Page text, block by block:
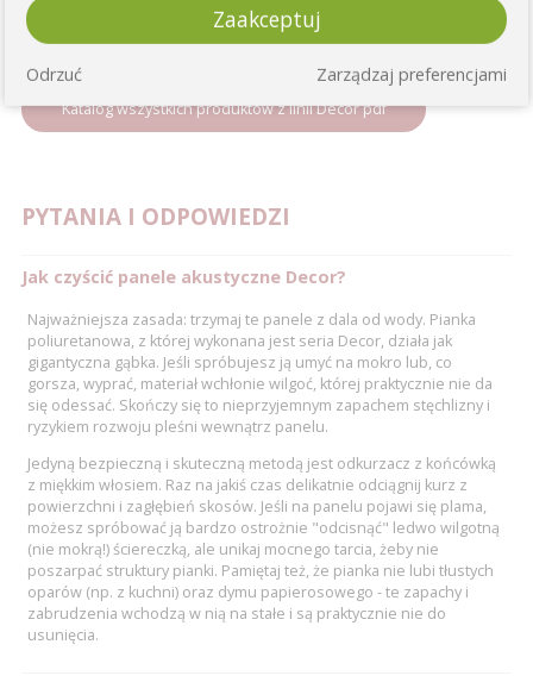
Katalog wszystkich produktów z linii Decor pdf
PYTANIA I ODPOWIEDZI
Jak czyścić panele akustyczne Decor?
Najważniejsza zasada: trzymaj te panele z dala od wody. Pianka
poliuretanowa, z której wykonana jest seria Decor, działa jak
gigantyczna gąbka. Jeśli spróbujesz ją umyć na mokro lub, co
gorsza, wyprać, materiał wchłonie wilgoć, której praktycznie nie da
się odessać. Skończy się to nieprzyjemnym zapachem stęchlizny i
ryzykiem rozwoju pleśni wewnątrz panelu.
Jedyną bezpieczną i skuteczną metodą jest odkurzacz z końcówką
z miękkim włosiem. Raz na jakiś czas delikatnie odciągnij kurz z
powierzchni i zagłębień skosów. Jeśli na panelu pojawi się plama,
możesz spróbować ją bardzo ostrożnie "odcisnąć" ledwo wilgotną
(nie mokrą!) ściereczką, ale unikaj mocnego tarcia, żeby nie
poszarpać struktury pianki. Pamiętaj też, że pianka nie lubi tłustych
oparów (np. z kuchni) oraz dymu papierosowego - te zapachy i
zabrudzenia wchodzą w nią na stałe i są praktycznie nie do
usunięcia.
Zaakceptuj
Zarządzaj preferencjami
Odrzuć